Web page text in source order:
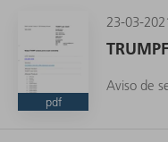
pdf
23-03-
Aviso de